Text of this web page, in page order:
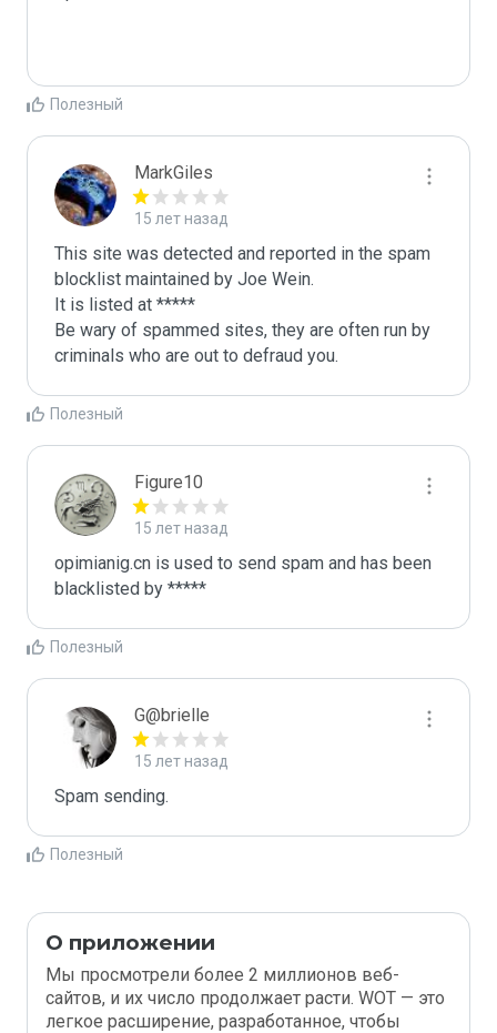
Полезный
MarkGiles
15 лет назад
This site was detected and reported in the spam
blocklist maintained by Joe Wein.
It is listed at *****
Be wary of spammed sites, they are often run by
criminals who are out to defraud you.
Полезный
Figure10
15 лет назад
opimianig.cn is used to send spam and has been
blacklisted by *****
Полезный
G@brielle
15 лет назад
Spam sending.
Полезный
О приложении
Мы просмотрели более 2 миллионов веб-
сайтов, и их число продолжает расти. WOT — это
легкое расширение, разработанное, чтобы